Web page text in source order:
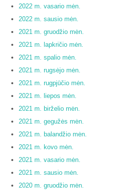
2022 m. vasario mėn.
2022 m. sausio mėn.
2021 m. gruodžio mėn.
2021 m. lapkričio mėn.
2021 m. spalio mėn.
2021 m. rugsėjo mėn.
2021 m. rugpjūčio mėn.
2021 m. liepos mėn.
2021 m. birželio mėn.
2021 m. gegužės mėn.
2021 m. balandžio mėn.
2021 m. kovo mėn.
2021 m. vasario mėn.
2021 m. sausio mėn.
2020 m. gruodžio mėn.